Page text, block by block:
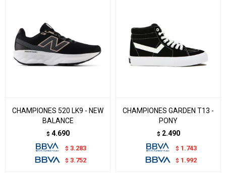
CHAMPIONES 520 LK9 - NEW
BALANCE
$ 4.690
$ 3.283
$ 3.752
CHAMPIONES GARDEN T13 -
PONY
$ 2.490
$ 1.743
$ 1.992